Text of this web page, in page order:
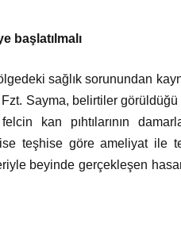
başlatılmalı
sağlık sorunundan
Sayma, belirtiler görüldüğü
kan pıhtılarının
teşhise göre ameliyat ile
beyinde gerçekleşen